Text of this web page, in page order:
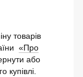
товарів
«Про
або
купівлі.